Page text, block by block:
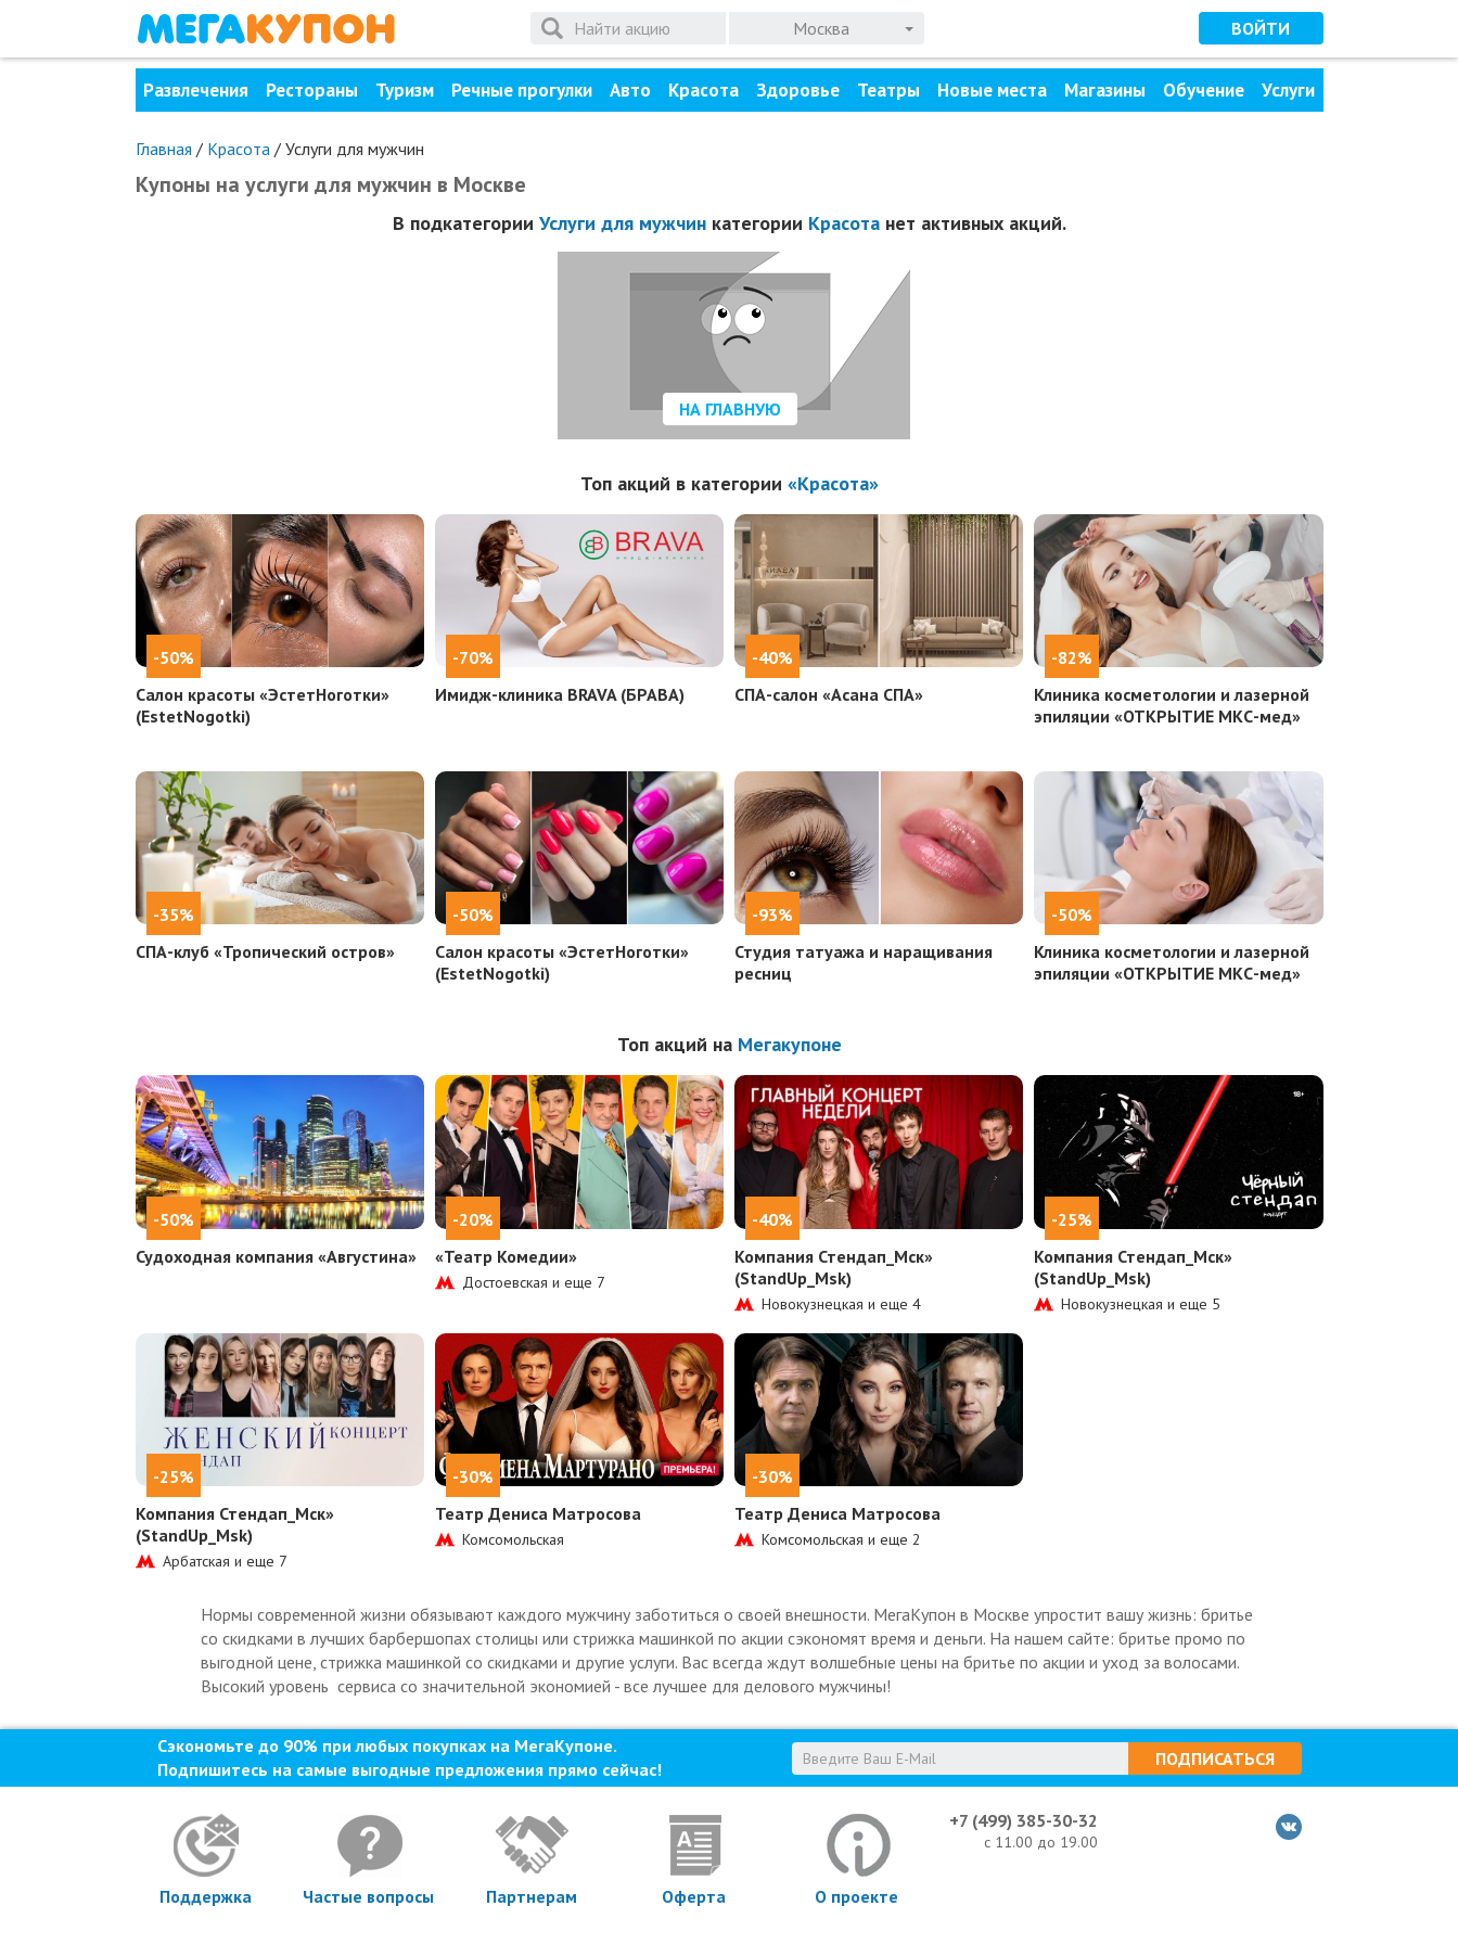
Москва ВОЙТИ
Развлечения Рестораны Туризм Речные прогулки Авто Красота Здоровье Театры Новые места Магазины Обучение Услуги
Главная / Красота / Услуги для мужчин
Купоны на услуги для мужчин в Москве
В подкатегории Услуги для мужчинкатегории Красотанет активных акций.
НА ГЛАВНУЮ
Топ акций в категории «Красота»
-50%
Салон красоты «ЭстетНоготки»
(EstetNogotki)
-70%
Имидж-клиника BRAVA (БРАВА)
-40%
СПА-салон «Асана СПА»
-82%
Клиника косметологии и лазерной
эпиляции «ОТКРЫТИЕ МКС-мед»
-35%
СПА-клуб «Тропический остров»
-50%
Салон красоты «ЭстетНоготки»
(EstetNogotki)
-93%
Студия татуажа и наращивания
ресниц
-50%
Клиника косметологии и лазерной
эпиляции «ОТКРЫТИЕ МКС-мед»
Топ акций на Мегакупоне
-50%
Судоходная компания «Августина»
-20%
«Театр Комедии»
Достоевская и еще 7
-40%
Компания Стендап_Мск»
(StandUp_Msk)
Новокузнецкая и еще 4
-25%
Компания Стендап_Мск»
(StandUp_Msk)
Новокузнецкая и еще 5
-25%
Компания Стендап_Мск»
(StandUp_Msk)
Арбатская и еще 7
-30%
Театр Дениса Матросова
Комсомольская
-30%
Театр Дениса Матросова
Комсомольская и еще 2
Нормы современной жизни обязывают каждого мужчину заботиться о своей внешности. МегаКупон в Москве упростит вашу жизнь: бритье
со скидками в лучших барбершопах столицы или стрижка машинкой по акции сэкономят время и деньги. На нашем сайте: бритье промо по
выгодной цене, стрижка машинкой со скидками и другие услуги. Вас всегда ждут волшебные цены на бритье по акции и уход за волосами.
Высокий уровень сервиса со значительной экономией - все лучшее для делового мужчины!
Сэкономьте до 90% при любых покупках на МегаКупоне.
Подпишитесь на самые выгодные предложения прямо сейчас!
ПОДПИСАТЬСЯ
+7 (499) 385-30-32
с 11.00 до 19.00
Поддержка Частые вопросы Партнерам Оферта О проекте